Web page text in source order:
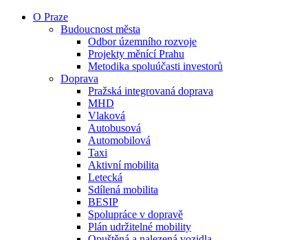
O Praze
Budoucnost města
Odbor územního rozvoje
Projekty měnící Prahu
Metodika spoluúčasti investorů
Doprava
Pražská integrovaná doprava
MHD
Vlaková
Autobusová
Automobilová
Taxi
Aktivní mobilita
Letecká
Sdílená mobilita
BESIP
Spolupráce v dopravě
Plán udržitelné mobility